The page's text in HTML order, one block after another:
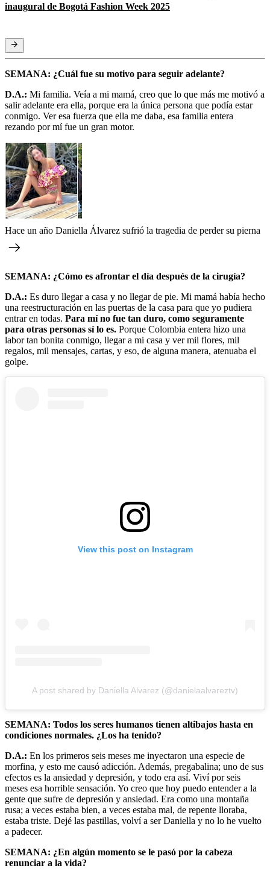
inaugural de Bogotá Fashion Week 2025
SEMANA: ¿Cuál fue su motivo para seguir adelante?
D.A.: Mi familia. Veía a mi mamá, creo que lo que más me motivó a
salir adelante era ella, porque era la única persona que podía estar
conmigo. Ver esa fuerza que ella me daba, esa familia entera
rezando por mí fue un gran motor.
Hace un año Daniella Álvarez sufrió la tragedia de perder su pierna
SEMANA: ¿Cómo es afrontar el día después de la cirugía?
D.A.: Es duro llegar a casa y no llegar de pie. Mi mamá había hecho
una reestructuración en las puertas de la casa para que yo pudiera
entrar en todas. Para mí no fue tan duro, como seguramente
para otras personas sí lo es. Porque Colombia entera hizo una
labor tan bonita conmigo, llegar a mi casa y ver mil flores, mil
regalos, mil mensajes, cartas, y eso, de alguna manera, atenuaba el
golpe.
View this post on Instagram
A post shared by Daniella Alvarez (@danielaalvareztv)
SEMANA: Todos los seres humanos tienen altibajos hasta en
condiciones normales. ¿Los ha tenido?
D.A.: En los primeros seis meses me inyectaron una especie de
morfina, y esto me causó adicción. Además, pregabalina; uno de sus
efectos es la ansiedad y depresión, y todo era así. Viví por seis
meses esa horrible sensación. Yo creo que hoy puedo entender a la
gente que sufre de depresión y ansiedad. Era como una montaña
rusa; a veces estaba bien, a veces estaba mal, de repente lloraba,
estaba triste. Dejé las pastillas, volví a ser Daniella y no lo he vuelto
a padecer.
SEMANA: ¿En algún momento se le pasó por la cabeza
renunciar a la vida?